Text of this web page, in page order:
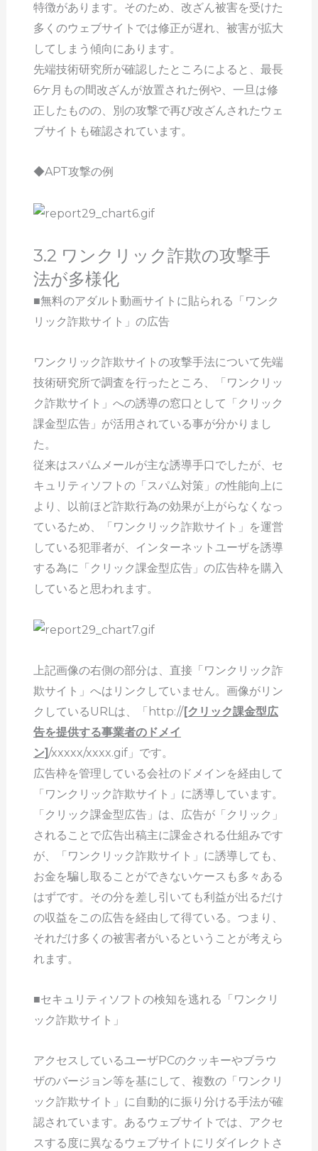
特徴があります。そのため、改ざん被害を受けた
多くのウェブサイトでは修正が遅れ、被害が拡大
してしまう傾向にあります。
先端技術研究所が確認したところによると、最長
6ケ月もの間改ざんが放置された例や、一旦は修
正したものの、別の攻撃で再び改ざんされたウェ
ブサイトも確認されています。
◆APT攻撃の例
3.2 ワンクリック詐欺の攻撃手
法が多様化
■無料のアダルト動画サイトに貼られる「ワンク
リック詐欺サイト」の広告
ワンクリック詐欺サイトの攻撃手法について先端
技術研究所で調査を行ったところ、「ワンクリッ
ク詐欺サイト」への誘導の窓口として「クリック
課金型広告」が活用されている事が分かりまし
た。
従来はスパムメールが主な誘導手口でしたが、セ
キュリティソフトの「スパム対策」の性能向上に
より、以前ほど詐欺行為の効果が上がらなくなっ
ているため、「ワンクリック詐欺サイト」を運営
している犯罪者が、インターネットユーザを誘導
する為に「クリック課金型広告」の広告枠を購入
していると思われます。
上記画像の右側の部分は、直接「ワンクリック詐
欺サイト」へはリンクしていません。画像がリン
クしているURLは、「http://[クリック課金型広
告を提供する事業者のドメイ
ン]/xxxxx/xxxx.gif」です。
広告枠を管理している会社のドメインを経由して
「ワンクリック詐欺サイト」に誘導しています。
「クリック課金型広告」は、広告が「クリック」
されることで広告出稿主に課金される仕組みです
が、「ワンクリック詐欺サイト」に誘導しても、
お金を騙し取ることができないケースも多々ある
はずです。その分を差し引いても利益が出るだけ
の収益をこの広告を経由して得ている。つまり、
それだけ多くの被害者がいるということが考えら
れます。
■セキュリティソフトの検知を逃れる「ワンクリ
ック詐欺サイト」
アクセスしているユーザPCのクッキーやブラウ
ザのバージョン等を基にして、複数の「ワンクリ
ック詐欺サイト」に自動的に振り分ける手法が確
認されています。あるウェブサイトでは、アクセ
スする度に異なるウェブサイトにリダイレクトさ